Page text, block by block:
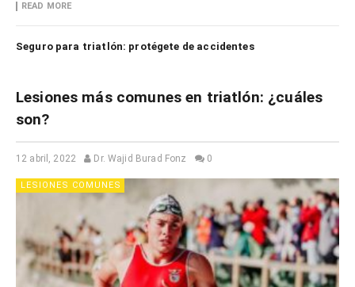
READ MORE
Seguro para triatlón: protégete de accidentes
Lesiones más comunes en triatlón: ¿cuáles
son?
12 abril, 2022 Dr. Wajid Burad Fonz 0
LESIONES COMUNES